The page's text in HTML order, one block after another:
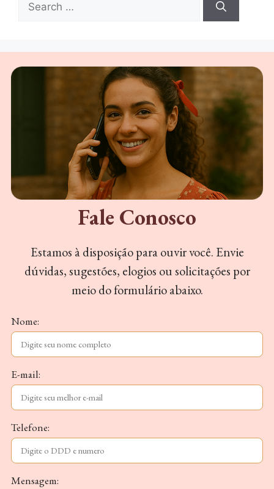
Fale Conosco
Estamos à disposição para ouvir você. Envie
dúvidas, sugestões, elogios ou solicitações por
meio do formulário abaixo.
Nome:
E-mail:
Telefone:
Mensagem: